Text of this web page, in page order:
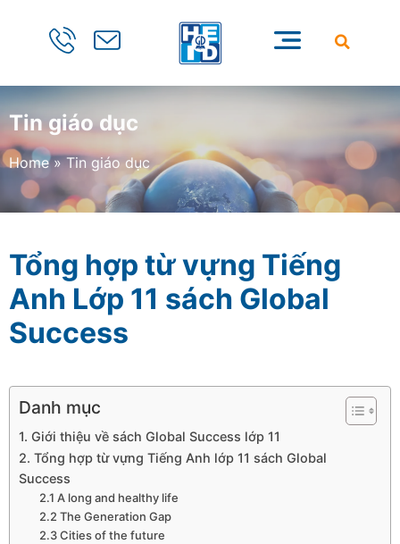
Tin giáo dục
Home»Tin giáo dục
Tổng hợp từ vựng Tiếng
Anh Lớp 11 sách Global
Success
Danh mục
1. Giới thiệu về sách Global Success lớp 11
2. Tổng hợp từ vựng Tiếng Anh lớp 11 sách Global
Success
2.1 A long and healthy life
2.2 The Generation Gap
2.3 Cities of the future